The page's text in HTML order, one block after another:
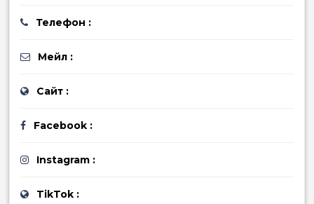
Телефон :
Мейл :
Сайт :
Facebook :
Instagram :
TikTok :